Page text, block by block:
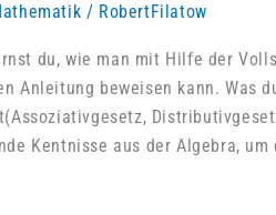
/ RobertFilatow
du, wie man mit Hilfe der
Anleitung beweisen kann. Was
Kentnisse aus der Algebra,